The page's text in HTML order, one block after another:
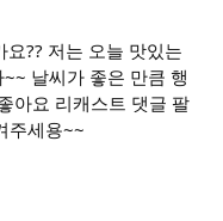
?? 저는 오늘 맛있는
날씨가 좋은 만큼 행
아요 리캐스트 댓글 팔
주세용~~